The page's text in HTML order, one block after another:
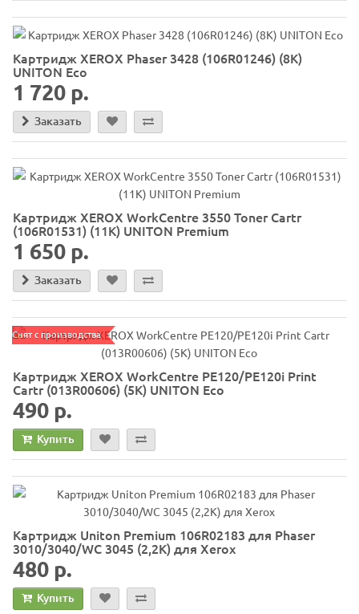
Картридж XEROX Phaser 3428 (106R01246) (8K)
UNITON Eco
1 720 р.
Заказать
Картридж XEROX WorkCentre 3550 Toner Cartr
(106R01531) (11K) UNITON Premium
1 650 р.
Заказать
Снят с производства
Картридж XEROX WorkCentre PE120/PE120i Print
Cartr (013R00606) (5K) UNITON Eco
490 р.
Купить
Картридж Uniton Premium 106R02183 для Phaser
3010/3040/WC 3045 (2,2К) для Xerox
480 р.
Купить